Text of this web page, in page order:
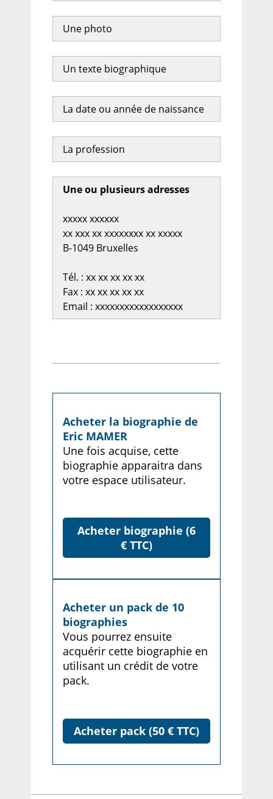
Une photo
Un texte biographique
La date ou année de naissance
La profession
Une ou plusieurs adresses
xxxxx xxxxxx
xx xxx xx xxxxxxxx xx xxxxx
B-1049 Bruxelles
Tél. : xx xx xx xx xx
Fax : xx xx xx xx xx
Email : xxxxxxxxxxxxxxxxxx
Acheter la biographie de
Eric MAMER
Une fois acquise, cette
biographie apparaitra dans
votre espace utilisateur.
Acheter biographie (6
€ TTC)
Acheter un pack de 10
biographies
Vous pourrez ensuite
acquérir cette biographie en
utilisant un crédit de votre
pack.
Acheter pack (50 € TTC)